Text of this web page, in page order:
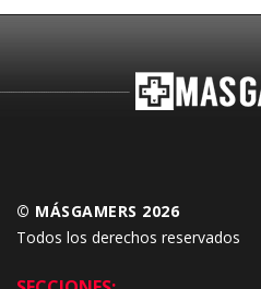
© MÁSGAMERS 2026
Todos los derechos reservados